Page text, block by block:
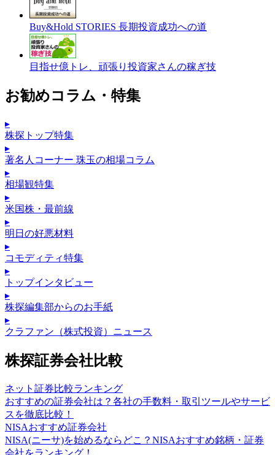
Buy&Hold STORIES 長期投資成功への道
目指せ億トレ、頑張り投資家さんの稼ぎ技
お勧めコラム・特集
▸
株探トップ特集
▸
著名人コーナー 珠玉の相場コラム
▸
相場観特集
▸
米国株・最前線
▸
明日の好悪材料
▸
コモディティ特集
▸
トップインタビュー
▸
株探編集部からのお手紙
▸
クラファン（株式投資）ニュース
株探証券会社比較
ネット証券比較ランキング
おすすめの証券会社は？各社の手数料・取引ツールやサービ
スを徹底比較！
NISAおすすめ証券会社
NISA(ニーサ)を始めるならどこ？NISAおすすめ銘柄・証券
会社をランキング！